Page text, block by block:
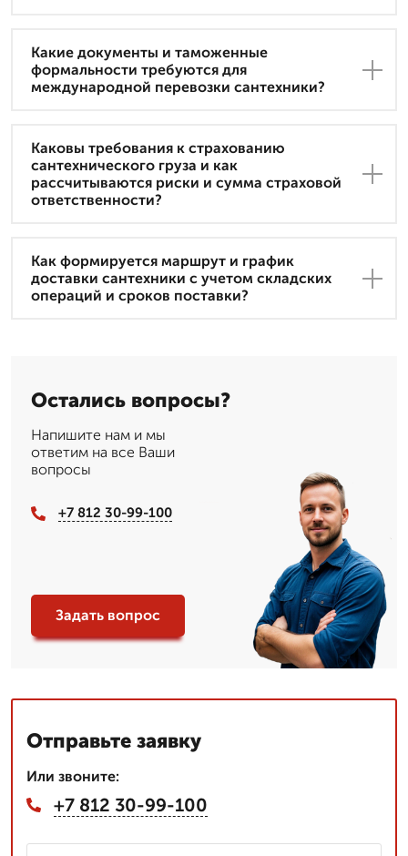
Какие документы и таможенные
формальности требуются для
международной перевозки сантехники?
Каковы требования к страхованию
сантехнического груза и как
рассчитываются риски и сумма страховой
ответственности?
Как формируется маршрут и график
доставки сантехники с учетом складских
операций и сроков поставки?
Остались вопросы?
Напишите нам и мы
ответим на все Ваши
вопросы
+7 812 30-99-100
Задать вопрос
Отправьте заявку
Или звоните:
+7 812 30-99-100